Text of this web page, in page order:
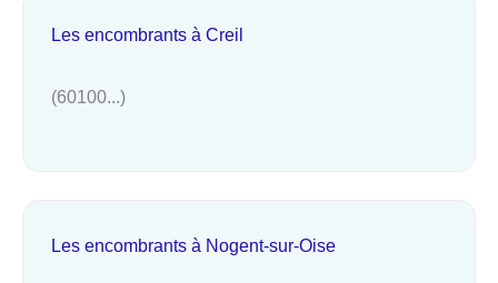
Les encombrants à Creil
(60100...)
Les encombrants à Nogent-sur-Oise